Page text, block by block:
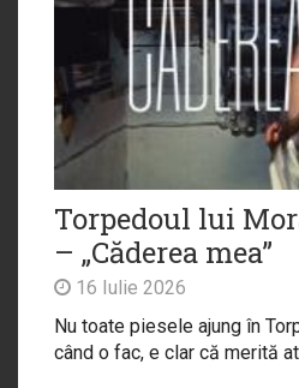
Torpedoul lui
– „Căderea mea”
16 Iulie 2026
Nu toate piesele ajung în
când o fac, e clar că merită